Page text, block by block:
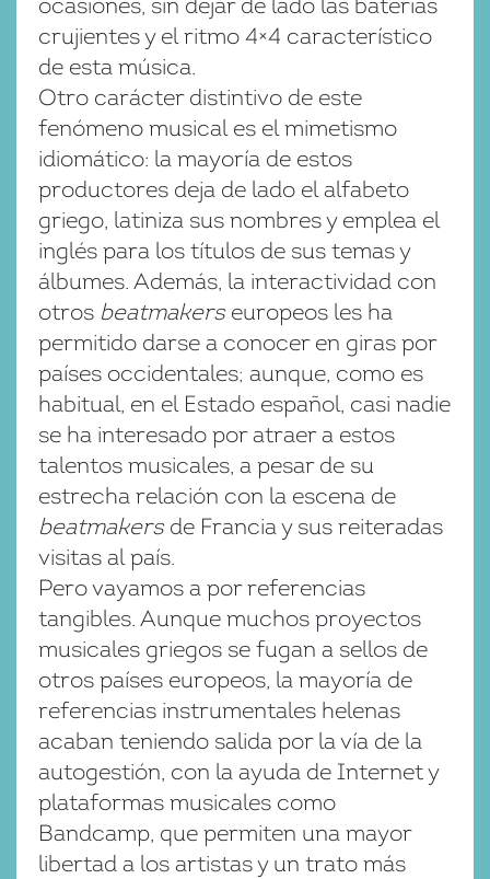
crujientes y el ritmo 4×4 característico
de esta música.
Otro carácter distintivo de este
fenómeno musical es el mimetismo
idiomático: la mayoría de estos
productores deja de lado el alfabeto
griego, latiniza sus nombres y emplea el
inglés para los títulos de sus temas y
álbumes. Además, la interactividad con
otros beatmakerseuropeos les ha
permitido darse a conocer en giras por
países occidentales; aunque, como es
habitual, en el Estado español, casi nadie
se ha interesado por atraer a estos
talentos musicales, a pesar de su
estrecha relación con la escena de
beatmakersde Francia y sus reiteradas
visitas al país.
Pero vayamos a por referencias
tangibles. Aunque muchos proyectos
musicales griegos se fugan a sellos de
otros países europeos, la mayoría de
referencias instrumentales helenas
acaban teniendo salida por la vía de la
autogestión, con la ayuda de Internet y
plataformas musicales como
Bandcamp, que permiten una mayor
libertad a los artistas y un trato más